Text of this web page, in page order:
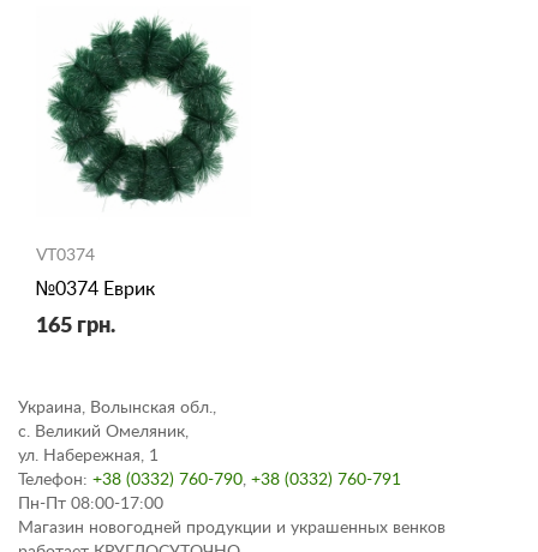
VT0374
№0374 Еврик
165 грн.
Украина, Волынская обл.,
с. Великий Омеляник,
ул. Набережная, 1
Телефон: +38 (0332) 760-790, +38 (0332) 760-791
Пн-Пт 08:00-17:00
Магазин новогодней продукции и украшенных венков